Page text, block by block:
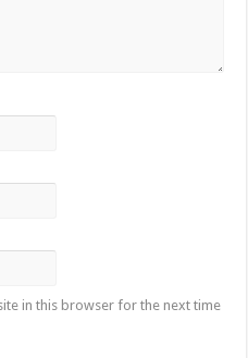
in this browser for the next time